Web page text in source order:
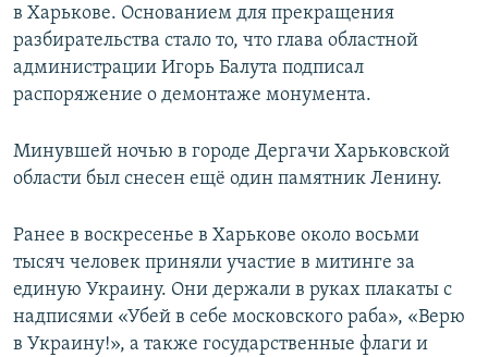
в Харькове. Основанием для прекращения
разбирательства стало то, что глава областной
администрации Игорь Балута подписал
распоряжение о демонтаже монумента.
Минувшей ночью в городе Дергачи Харьковской
области был снесен ещё один памятник Ленину.
Ранее в воскресенье в Харькове около восьми
тысяч человек приняли участие в митинге за
единую Украину. Они держали в руках плакаты с
надписями «Убей в себе московского раба», «Верю
в Украину!», а также государственные флаги и